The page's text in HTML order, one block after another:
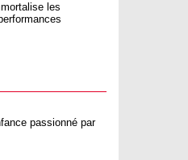
les
passionné par